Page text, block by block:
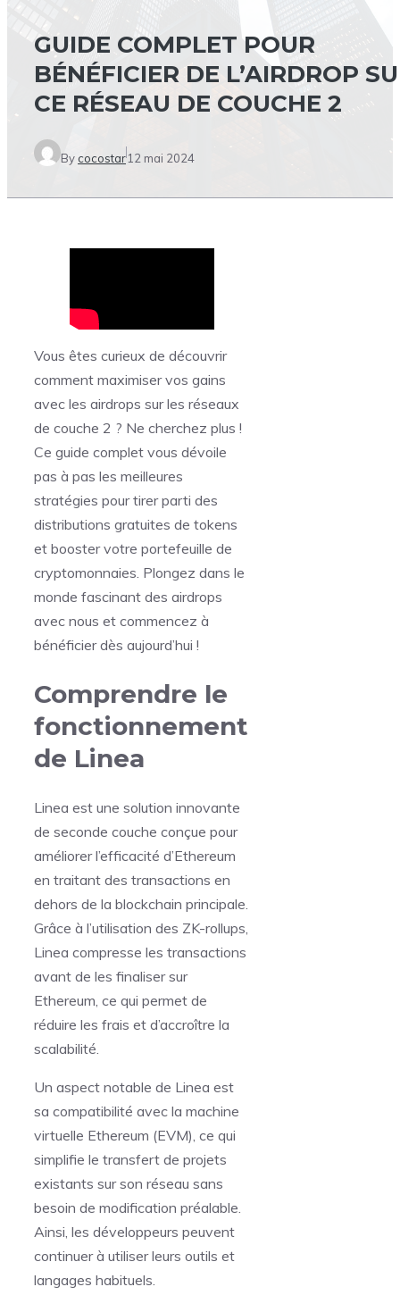
GUIDE COMPLET POUR
BÉNÉFICIER DE L’AIRDROP
CE RÉSEAU DE COUCHE 2
By cocostar12 mai 2024
Vous êtes curieux de découvrir
comment maximiser vos gains
avec les airdrops sur les réseaux
de couche 2 ? Ne cherchez plus !
Ce guide complet vous dévoile
pas à pas les meilleures
stratégies pour tirer parti des
distributions gratuites de tokens
et booster votre portefeuille de
cryptomonnaies. Plongez dans le
monde fascinant des airdrops
avec nous et commencez à
bénéficier dès aujourd’hui !
Comprendre le
fonctionnement
de Linea
Linea est une solution innovante
de seconde couche conçue pour
améliorer l’efficacité d’Ethereum
en traitant des transactions en
dehors de la blockchain principale.
Grâce à l’utilisation des ZK-rollups,
Linea compresse les transactions
avant de les finaliser sur
Ethereum, ce qui permet de
réduire les frais et d’accroître la
scalabilité.
Un aspect notable de Linea est
sa compatibilité avec la machine
virtuelle Ethereum (EVM), ce qui
simplifie le transfert de projets
existants sur son réseau sans
besoin de modification préalable.
Ainsi, les développeurs peuvent
continuer à utiliser leurs outils et
langages habituels.